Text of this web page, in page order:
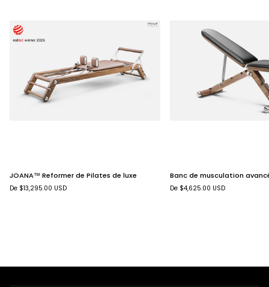
Reformer
de
JOANA™ Reformer de Pilates de luxe
De $13,295.00 USD
de
musculation
Banc de musculation
De $4,625.00 USD